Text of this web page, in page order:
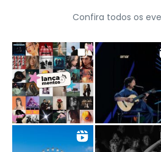
Confira todos os